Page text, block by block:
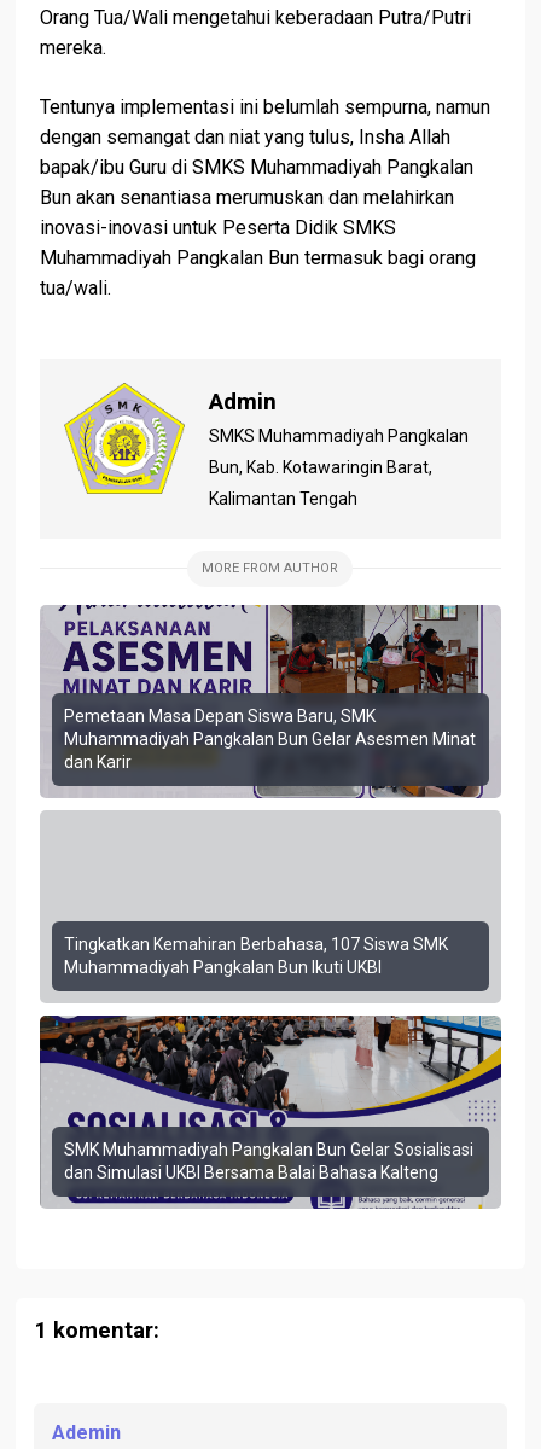
Orang Tua/Wali mengetahui keberadaan Putra/Putri
mereka.
Tentunya implementasi ini belumlah sempurna, namun
dengan semangat dan niat yang tulus, Insha Allah
bapak/ibu Guru di SMKS Muhammadiyah Pangkalan
Bun akan senantiasa merumuskan dan melahirkan
inovasi-inovasi untuk Peserta Didik SMKS
Muhammadiyah Pangkalan Bun termasuk bagi orang
tua/wali.
Admin
SMKS Muhammadiyah Pangkalan
Bun, Kab. Kotawaringin Barat,
Kalimantan Tengah
MORE FROM AUTHOR
Pemetaan Masa Depan Siswa Baru, SMK
Muhammadiyah Pangkalan Bun Gelar Asesmen Minat
dan Karir
Tingkatkan Kemahiran Berbahasa, 107 Siswa SMK
Muhammadiyah Pangkalan Bun Ikuti UKBI
SMK Muhammadiyah Pangkalan Bun Gelar Sosialisasi
dan Simulasi UKBI Bersama Balai Bahasa Kalteng
1 komentar:
Ademin